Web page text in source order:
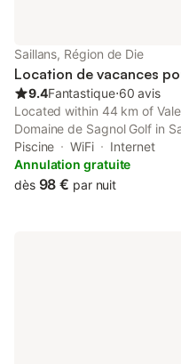
Saillans, Région de Die
Location de vacances
9.4Fantastique⋅60 avis
Located within 44 km of
Domaine de Sagnol Golf in
accommodation with
features a private pool, a
Piscine WiFi
Internet
Annulation gratuite
dès 98 € par nuit